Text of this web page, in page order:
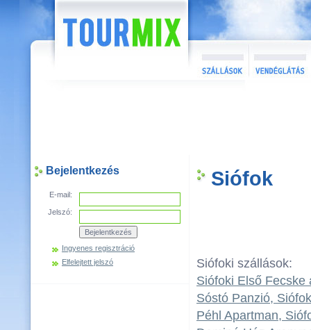
Bejelentkezés
E-mail:
Jelszó:
Ingyenes regisztráció
Elfelejtett jelszó
Siófok
Siófoki szállások:
Siófoki Első Fecske
Sóstó Panzió, Siófok
Péhl Apartman,